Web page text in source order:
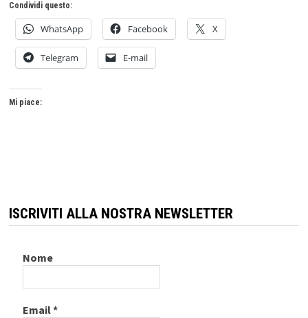
Condividi questo:
WhatsApp Facebook X
Telegram E-mail
Mi piace:
ISCRIVITI ALLA NOSTRA NEWSLETTER
Nome
Email*